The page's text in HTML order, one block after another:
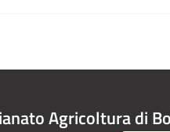
Agricoltura di